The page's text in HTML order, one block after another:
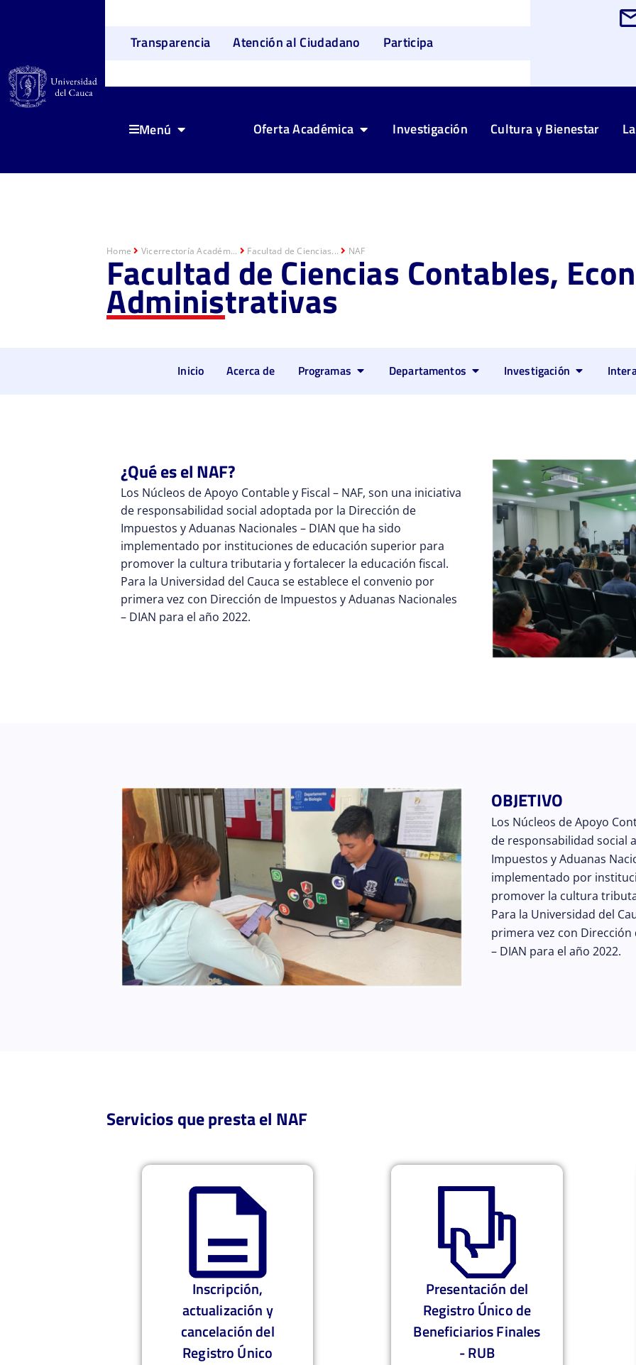
Transparencia Atención al Ciudadano Participa
Menú Oferta Académica Investigación Cultura y Bienestar
Home Vicerrectoría Académ... Facultad de Ciencias... NAF
Facultad de Ciencias Contables,
Administrativas
Inicio Acerca de Programas Departamentos Investigación
¿Qué es el NAF?
Los Núcleos de Apoyo Contable y Fiscal – NAF, son una iniciativa
de responsabilidad social adoptada por la Dirección de
Impuestos y Aduanas Nacionales – DIAN que ha sido
implementado por instituciones de educación superior para
promover la cultura tributaria y fortalecer la educación fiscal.
Para la Universidad del Cauca se establece el convenio por
primera vez con Dirección de Impuestos y Aduanas Nacionales
– DIAN para el año 2022.
OBJETIVO
Los Núcleos de Apoyo
de responsabilidad social
Impuestos y Aduanas
implementado por
promover la cultura
Para la Universidad del
primera vez con Dirección
– DIAN para el año 2022.
Servicios que presta el NAF
Presentación del
Registro Único de
Beneficiarios Finales
- RUB
Habilitación de
cuenta, cambio de
contraseña y
actualización de